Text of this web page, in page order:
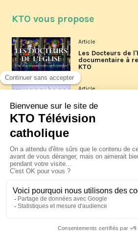
KTO vous propose
Article
Les Docteurs de
documentaire à
KTO
Article
Les reportages
La visite
XIV à Assise à
jeudi 6 août
Le pape en
Pérou du 6 au 17